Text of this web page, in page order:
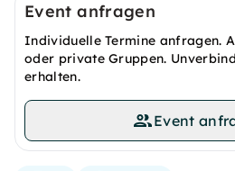
Event anfragen
Individuelle Termine anfragen.
oder private Gruppen.
erhalten.
Event